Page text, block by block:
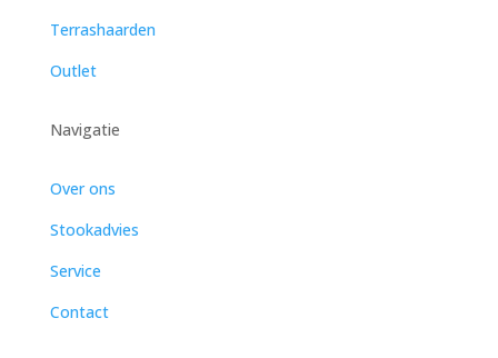
Terrashaarden
Outlet
Navigatie
Over ons
Stookadvies
Service
Contact